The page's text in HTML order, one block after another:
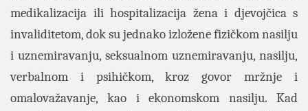
medikalizacija ili hospitalizacija žena i djevojčica s
invaliditetom, dok su jednako izložene fizičkom nasilju
i uznemiravanju, seksualnom uznemiravanju, nasilju,
verbalnom i psihičkom, kroz govor mržnje i
omalovažavanje, kao i ekonomskom nasilju. Kad